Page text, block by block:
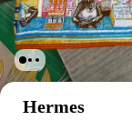
Hermes